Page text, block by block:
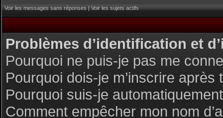
Voir les messages sans réponses|Voir les sujets actifs
Problèmes d’identification et
Pourquoi ne puis-je pas me
Pourquoi dois-je m’inscrire après
Pourquoi suis-je
Comment empêcher mon nom